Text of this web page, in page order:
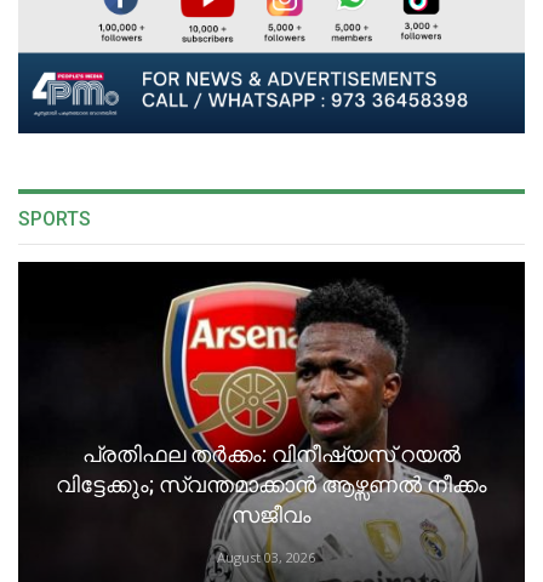
SPORTS
പ്രതിഫല തർക്കം: വിനീഷ്യസ് റയൽ
വിട്ടേക്കും; സ്വന്തമാക്കാൻ ആഴ്സണൽ നീക്കം
സജീവം
August 03, 2026